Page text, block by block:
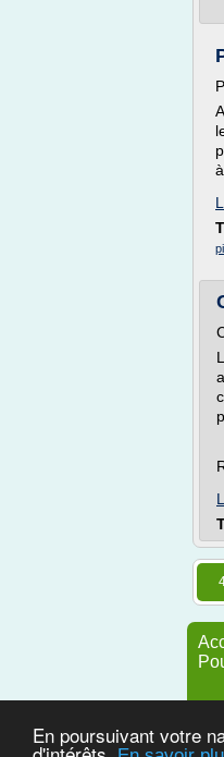
En poursuivant votre